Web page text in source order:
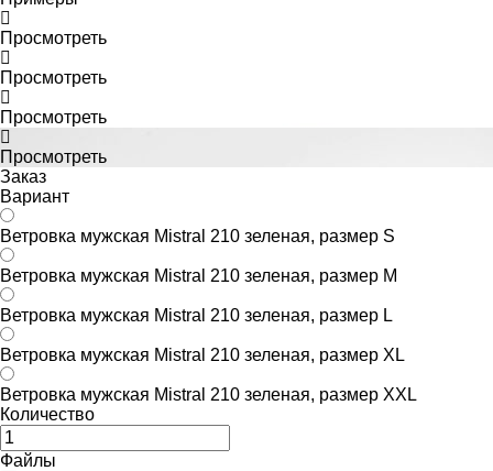
Просмотреть
Просмотреть
Просмотреть
Просмотреть
Заказ
Вариант
Ветровка мужская Mistral 210 зеленая, размер S
Ветровка мужская Mistral 210 зеленая, размер M
Ветровка мужская Mistral 210 зеленая, размер L
Ветровка мужская Mistral 210 зеленая, размер XL
Ветровка мужская Mistral 210 зеленая, размер XXL
Количество
Файлы